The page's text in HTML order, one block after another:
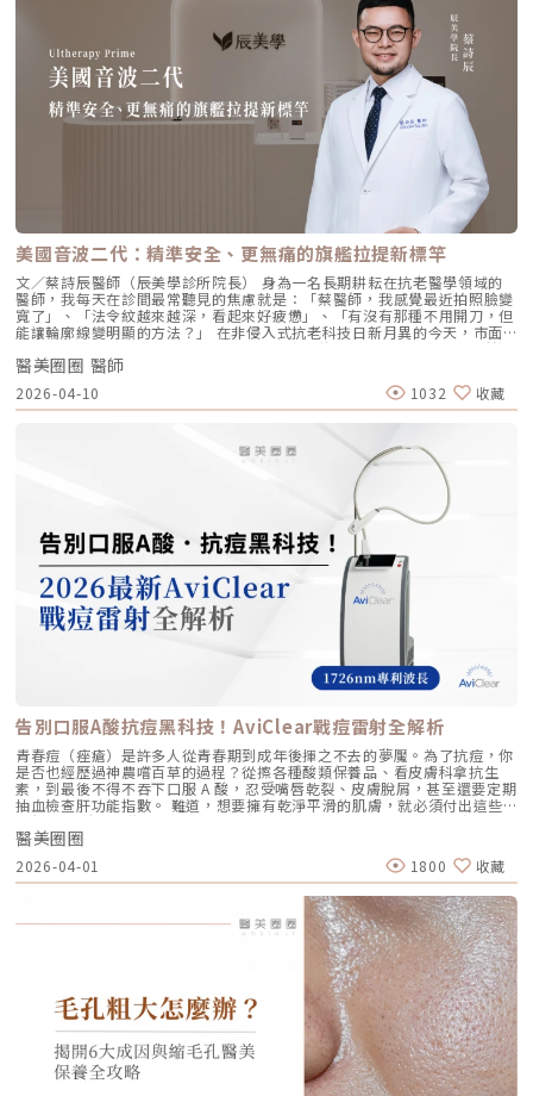
紋：修復彈力纖維的救星頸部皮膚極薄，且缺乏支撐結構，老化多半是因為
彈力纖維斷裂。傳統填充型玻尿酸因為有化學交聯，施打後容易因重力或皮
膚過薄而產生凸起（毛毛蟲現象）。Profhilo 具備極佳的流動性，能均勻
滲透進頸部真皮層，不是填平皺紋，而是從底層重塑頸部肌膚的厚度與張
力，是目前改善頸部質感的首選。3. 手背（雞爪手）：重建真皮層的緊實度
雙手最容易因彈力蛋白流失而顯得乾癟、血管明顯。Profhilo 透過「非填
充」的方式，啟動手背肌膚的自我修復機制。它不僅是補水，更是透過生物
重塑增加組織的彈性與結構感，讓手背肌膚恢復細緻平滑，找回如少女般優
雅的肌膚張力。4. 口周細紋：自然軟化而不僵硬對於愛笑或年長客戶常見的
唇周紋，若使用傳統填充物，常會因為增加了體積而讓表情變得僵硬。
Profhilo 透過液態拉皮的原理，在不改變五官比例的前提下，誘導唇周肌
膚新生彈力蛋白，從底層「軟化」細小紋路，讓整個人看起來更加柔和、自
然。六、 蔡醫師的診間建議：如何規劃妳的「逆時針」計畫？在辰美學，
我們追求的是「長效且細膩」的美，而非瞬間的煙火式改變。針對初次接觸
Profhilo 逆時針 的客戶，我通常會建議以「週期性重塑」的方式來規劃妳
的專屬美學地圖：1. 基礎療程：建議至少進行 2 至 3 次為了達到最佳的彈
力蛋白新生與肌底環境優化，單次施打僅是啟動信號，完整的重塑需要時間
堆疊： 啟動期（第 1 次與第 2 次）： 建議間隔 1 個月施打。這兩次密集的
治療能確保高濃度玻尿酸在真皮層內建立穩固的擴散網絡，全面活化纖維母
細胞。 強化期（第 2 次與第 3 次）： 建議間隔3到6個月進行第三次施打。
這是一個關鍵的鞏固點，能延續細胞的再生信號，讓拉皮效果更具層次感。
維持期： 經過這 3 次完整的週期療程後，肌膚的緊緻度與細緻質感通常可
以維持九個月左右的時間。2.術後照護：輕盈無負擔的修復由於 Profhilo
是極高純度的玻尿酸且不含化學交聯劑，術後反應極輕。只需在 24 小時內
避免劇烈運動與高溫環境（如溫泉、蒸氣室、高溫瑜伽），其餘日常生活、
上妝均不受影響，非常適合行程滿檔的都會女性。結語：美，是找回妳原本
的自然光采抗老不應該是「加法」，而是「還原」。Profhilo 逆時針的哲
學與辰美學的理念不謀而合：我們不希望客戶變得不像自己，我們希望妳在
未來的日子裡，依然保有那份緊緻、透亮的彈力美感。妳不需要厚重的粉底
來遮蓋疲態，因為最美的底妝，就是妳健康的真皮層。如果妳也想體驗這種
「由內而外」的重塑感，歡迎來到辰美學，讓我們為妳量身定制專屬的逆齡
處方箋。「詳細內容請詳見辰美學官網」
洛之所以能引發醫美界關注，主要在於它與傳統玻尿酸有著本質上的不同，
透過獨特技術從根本上改善肌膚狀態。以下是璞菲洛最突出的五大特色：1.
獨特「生物重塑」機制：啟動膠原與彈力蛋白再生璞菲洛的核心技術採用專
利高、低分子量玻尿酸複合配方，在不添加交聯劑的情況下，能刺激皮膚深
層的纖維母細胞、角質細胞和脂肪細胞，促使膠原蛋白和彈力蛋白大量新
生，從源頭改善肌膚鬆弛與老化問題。2. 全面改善膚況：不只填補，更提升
整體膚質有別於傳統玻尿酸的局部填充，璞菲洛注射後會均勻擴散至皮膚的
真皮層與皮下組織。這使得它能全面性地改善肌膚，包括： 提升肌膚緊實
度與彈性 深層補水、改善乾燥與粗糙 減少細紋、改善膚色不均3. 自然柔和
的效果：告別「饅化臉」璞菲洛的質地較輕盈、流動性高，主要作用提升肌
膚本身的飽滿度與光澤，而不是增加額外體積。因此，能帶來自然、柔和的
改善效果，避免了傳統填充劑可能導致的僵硬或「饅化」現象，讓你看起來
就像是膚況變好了，而不是動了手腳。4. 獨創 BAP 五點注射技術：療程更
舒適、更快速採用獨家的 BAP (Bio Aesthetic Points) 五點注射技術。醫師
只需在臉部兩側各選擇五個精準的生物美學點進行注射，就能讓玻尿酸均勻
擴散至全臉。這大大減少了注射的針數和疼痛感，也降低了術後瘀青和腫脹
的機率，讓療程更加舒適、快速。5. 高濃度、不含交聯劑：安全性高、低發
炎風險以高濃度玻尿酸為主要成分，且製程中不使用任何化學交聯劑，能有
效降低注射後的發炎反應與過敏風險。同時，也經過多項國際認證，確保了
產品的純淨與安全性。逆時針（Profhilo） vs. 傳統玻尿酸比較 療程名稱
逆時針 (Profhilo) 傳統玻尿酸填充劑 主要功能 「生物重塑」(Bio-
remodeling)， 刺激膠原蛋白和彈力蛋白再生，從根本改善膚質 「填充」
和「支撐」， 用於填補凹陷、雕塑輪廓 成分組成 專利技術結合高低分子玻
尿酸， 64mg/2ml 高濃度，無交聯劑 玻尿酸會添加交聯劑，以增加黏度和
支撐力， 能維持體積不被快速分解 作用機制 注射後會均勻擴散至皮膚深
視個人體質、代謝與保養習慣而異） 約6～18個月 （因品牌、分子大小及
個人體質而異） 值得一提的是，它不像音波拉提需要靠機器操作、產生熱
能導致術後紅腫，也不會像玻尿酸填充容易造成過度膨脹的人工感，而是像
「智慧型保養」，漸進式修復你的肌膚底層架構。哪些人適合做璞菲洛？
Profhilo不僅適合輕熟女族群，也非常適合希望改善整體膚況、延緩老化的
人。尤其推薦給以下族群： 面臨初老症狀者： 臉部、頸部或手部出現細
紋、輕微鬆弛，以及肌膚彈性下降、缺乏緊實感的人。 膚質困擾者： 肌膚
乾燥、毛孔粗大、膚色不均或膚質粗糙，希望透過深層保濕來全面提升膚況
的人。 追求自然效果者： 不希望外觀有大幅度改變，只想透過自然、漸進
的方式讓自己看起來更年輕、更有氣色。 對其他療程敏感者： 曾對雷射、
能量儀器等療程反應較大，或希望尋找一種低風險、低修復期的保養方式。
忙碌但仍想維持好氣色的族群非常友善。璞菲洛療程建議與效果說明璞菲洛
建議以三次療程為一完整週期，前兩次治療間隔約30天，第三次則可延長至
4至6個月後進行。必要時，醫師會根據患者肌膚老化程度，評估是否安排加
強治療，以達到最佳效果。大部分患者在首次治療後約2至4週，能感受到肌
膚保濕度提升與質感柔嫩。完整療程結束後，肌膚彈性、細緻度與毛孔緊實
度明顯改善，效果可維持數月，期間因人而異，與個人膚質及保養習慣相
關。針對肌膚老化較嚴重的患者，醫師會提供客製化療程方案，確保治療成
效符合期待。為何完成完整療程後仍需定期補打？雖然Profhilo在第一年完
成三次療程後，可促進皮膚彈力蛋白的新生，但其成分會在體內逐漸代謝，
約在施打後28天開始減少。儘管如此，Profhilo所啟動的生物刺激作用能持
續約3個月左右。隨著時間流逝，皮膚的保濕度與細胞活化功能會逐漸降
低，肌膚質感可能回復至治療前的狀態。加上年齡增長與環境壓力，皮膚細
胞活力下降，因此建議每3至4個月進行一次補打，持續激活肌膚，維持年輕
健康。一項針對40至65歲受試者的研究顯示，接受兩次Profhilo注射（間
隔30天）後，在1個月與4個月的評估中，皮膚彈性與保濕度均有顯著提
升，且效果可維持至少4個月。受試者自我評估亦反映皺紋減少、肌膚更緊
緻，印證持續治療的重要性。（參考來源：Sparavigna et al., 2022）璞
菲洛療程前後注意事項術前： 停止服用抗凝血藥物（如阿斯匹靈、維他命
E） 治療當天避免化妝、飲酒 保持作息規律，避免熬夜與重度壓力術後：
24小時內避免按摩施打部位 三天內避免劇烈運動與三溫暖 一週內避免臉部
熱敷與刺激性護膚產品 建議加強保濕、防曬，幫助效果延長璞菲洛副作用
與風險Profhilo屬於非交聯玻尿酸，不含化學交聯劑，生物相容性極佳，副
美國音波二代：精準安全、更無痛的旗艦拉提新標竿
文／蔡詩辰醫師（辰美學診所院長） 身為一名長期耕耘在抗老醫學領域的
醫師，我每天在診間最常聽見的焦慮就是：「蔡醫師，我感覺最近拍照臉變
寬了」、「法令紋越來越深，看起來好疲憊」、「有沒有那種不用開刀，但
能讓輪廓線變明顯的方法？」 在非侵入式抗老科技日新月異的今天，市面
上的音波儀器琳瑯滿目。但每當病患詢問我最信任哪一台儀器時，我的首選
始終是 Ultherapy 美國音波。而在 2026 年的現在，隨著 Ultherapy
Prime（美音二代） 的問世，醫美界正式進入了「精準醫療」的新紀元。這
篇文章，我將以專業醫師的角度，深度拆解為什麼美音二代會成為我臨床治
療的核心，以及它如何重新定義抗老的黃金標準。一、 為什麼「看得到」
跟病患分享一個觀念：音波拉提不是「能量越強越好」，而是「能量要打在
對的地方」。每個人的皮膚厚度、皮下脂肪分布、筋膜層（SMAS）的深
度，甚至是神經血管的走勢都完全不同。即便是在同一個人的臉上，左側與
右側的組織密度也存在差異。傳統的音波療程多半屬於「盲打」，醫師只能
憑藉經驗去推測深度，這就像是在迷霧中航行，風險與不穩定性自然較高。
1.1 精準醫療的「透視眼」最新的Ultherapy Prime 美國音波二代搭載了升
級版 DeepSEE® 即時影像技術。在施打的每一條能量時，我都能透過 2X 高
清螢幕清晰地看見病患當下的組織層級。這意味著： 避開神經與骨頭：大
幅降低因能量落點錯誤導致的劇痛或副作用。 精準鎖定 SMAS 筋膜層：確
保每一發熱凝結點都精確落在支撐輪廓的關鍵地基上。 即時監控探頭貼合
度：防止因貼合不全導致的表皮燙傷。二、 三種鬆弛型態：妳需要的是
「拉提」還是「緊緻」？很多客人到診間會直接說：「我要打音波。」但我
通常會先進行細緻的觸診與影像觀察，因為「鬆弛」其實分為不同層次。如
果診斷錯誤，治療效果就會大打折扣。我將臉部老化歸納為三種主要型態，
並給予不同的客製化建議：2.1 筋膜鬆弛型（結構下垂）這是最適合美國音
墜。這類問題的根源在於 SMAS 筋膜層失去張力，需要透過美音二代深達
4.5mm 的聚焦能量，從地基進行「拉提」。2.2 表皮鬆弛型（膚質鬆軟）
如果妳覺得臉部皮膚軟爛、毛孔粗大、布滿細紋，這通常是真皮層膠原蛋白
流失。此時我會建議以「無雙電波」或「鳳凰電波」為主，強化表層的「緊
緻」，若能搭配美音二代 1.5mm 或 3.0mm 的探頭進行分層治療，效果會
更全面。2.3 脂肪下移型（贅肉堆積）有些人老化表現是法令紋上方擠出一
塊肉，或是出現明顯的雙下巴。這類族群除了筋膜拉提，還需要美音二代對
脂肪組織產生的微熱效應來進行收斂，收緊鬆贅組織，恢復線條的俐落感。
三、 關於痛感與效果：二代真的不一樣嗎？「醫師，聽說美國音波非常
痛，是真的嗎？」這是許多客人心中的陰影。的確，第一代美國音波因其能
量輸出極為強悍扎實，對某些痛感較敏感的客人來說確實是一大挑戰。但
Ultherapy Prime（美音二代）在 2026 年能被醫美圈推崇，關鍵就在於它
大幅優化了「舒適度」。3.1 減痛技術的優化美音二代優化了能量輸出的波
型與頻率，使熱能釋放更加穩定均勻。在臨床操作中，我發現客人的耐受度
顯著提升，不再需要像早期那樣「痛到想哭」。 見效時間：治療當下因組
織受熱收縮，會有 10-20% 的即時拉提感。真正的巔峰效果會在術後 2–3
個月，隨著膠原蛋白的大量新生，輪廓會日益清晰。 維持時間：在規律的
生活作息下，一次優良的治療效果可維持 12–18 個月。四、 蔡醫師的減齡
處方箋：美音二代的精準佈點很多診所標榜「破千條」的音波，但我始終堅
持：條數不是越多越好，精準度才是關鍵。過多的能量可能造成脂肪萎縮
（臉凹），過少則無感。在辰美學，我會根據每一位客人的臉型厚薄、鬆弛
程度，規劃專屬的能量地圖。以下是 2026 年我常用的建議處方： 施作區
醫美圈圈 醫師
2026-04-10 1032 收藏
告別口服A酸抗痘黑科技！AviClear戰痘雷射全解析
青春痘（痤瘡）是許多人從青春期到成年後揮之不去的夢魘。為了抗痘，你
是否也經歷過神農嚐百草的過程？從擦各種酸類保養品、看皮膚科拿抗生
素，到最後不得不吞下口服 A 酸，忍受嘴唇乾裂、皮膚脫屑，甚至還要定期
抽血檢查肝功能指數。 難道，想要擁有乾淨平滑的肌膚，就必須付出這些
代價嗎？ 隨著醫學美容科技的進步，抗痘治療終於迎來了劃時代的突破。
全球首款獲得美國 FDA 認證，專門針對「皮脂腺」進行治療的 AviClear 戰
痘雷射 正式問世。它主打不需依賴藥物、無嚴重副作用，透過專利
1726nm 波長雷射，從根源「關閉」過度活躍的皮脂腺。 這篇文章將帶你
全面深入了解 AviClear 戰痘雷射的作用原理、與傳統治療的差異、療程細
節以及真實的術後效果，幫助你評估這項抗痘黑科技是否適合自己。為什麼
痘痘總是反覆發作？看懂萬惡之源「皮脂腺」在認識 AviClear 戰痘雷射之
前，我們必須先了解痘痘（痤瘡）究竟是怎麼形成。青春痘的生成機制主要
包含四大關鍵： 皮脂分泌過盛：受到賀爾蒙、壓力、飲食或基因影響，皮
脂腺製造出過多的油脂。 毛囊角化異常：老廢角質無法正常代謝，與油脂
混合後堵塞毛孔，形成粉刺。 痤瘡桿菌增生：堵塞的無氧毛孔成為痤瘡桿
菌（C. acnes）的溫床，細菌大量繁殖。 發炎反應：細菌代謝物引發免疫
反應，導致紅腫、化膿，形成嚴重的囊腫型或膿皰型痘痘。在這四個環節
中，「皮脂分泌過盛」是啟動後續一連串災難的開關。傳統的治療方式，如
抗生素主要針對殺菌；外用酸類主要針對去角質。唯有口服 A 酸能夠有效抑
制皮脂腺分泌，這也是為什麼口服 A 酸過去被視為治療嚴重痘痘的終極武
器。然而，口服 A 酸伴隨著全身性的副作用。而 AviClear 戰痘雷射的誕
醫美圈圈
2026-04-01 1800 收藏